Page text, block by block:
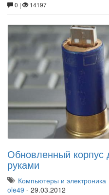
0 | 14197
Обновленный
руками
Компьютеры и электроника
ole49 - 29.03.2012